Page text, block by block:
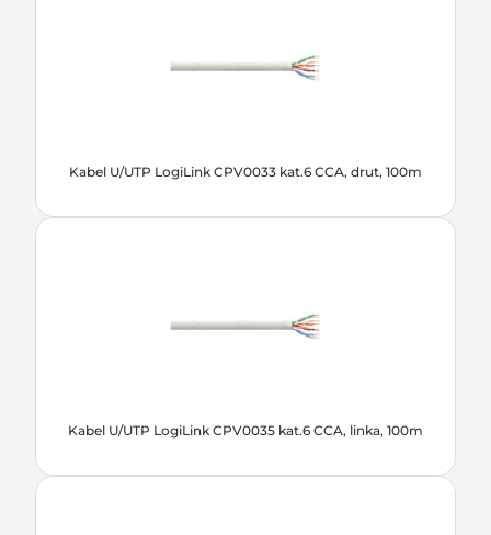
Kabel U/UTP LogiLink CPV0033 kat.6 CCA, drut, 100m
Kabel U/UTP LogiLink CPV0035 kat.6 CCA, linka, 100m